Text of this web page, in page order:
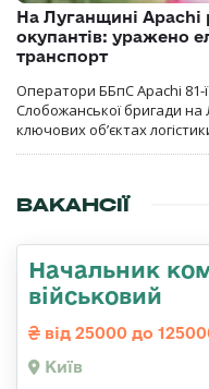
На Луганщині Apachi
окупантів: уражено
транспорт
Оператори ББпС Apachi 81-
Слобожанської бригади на
ключових об’єктах
ВАКАНСІЇ
Начальник
військовий
від 25000 до
Київ